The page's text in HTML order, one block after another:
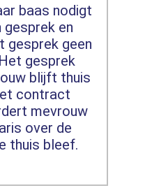
baas nodigt
gesprek en
gesprek geen
gesprek
blijft thuis
contract
mevrouw
over de
thuis bleef.